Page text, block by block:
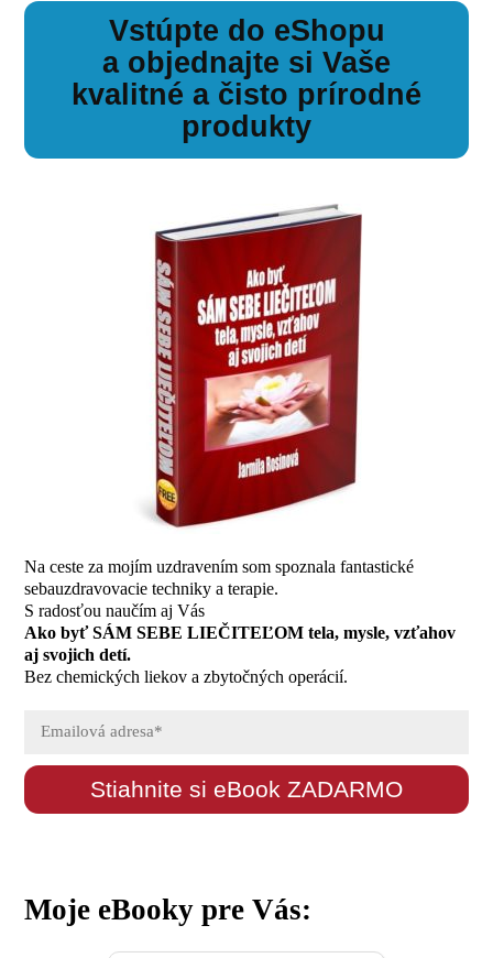
Vstúpte do eShopu
a objednajte si Vaše
kvalitné a čisto prírodné
produkty
Na ceste za mojím uzdravením som spoznala fantastické
sebauzdravovacie techniky a terapie.
S radosťou naučím aj Vás
Ako byť SÁM SEBE LIEČITEĽOM tela, mysle, vzťahov
aj svojich detí.
Bez chemických liekov a zbytočných operácií.
Stiahnite si eBook ZADARMO
Moje eBooky pre Vás: